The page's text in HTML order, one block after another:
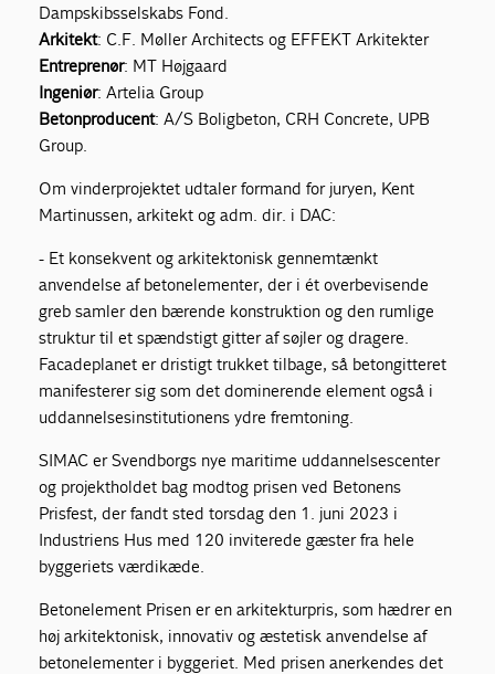
Dampskibsselskabs Fond.
Arkitekt: C.F. Møller Architects og EFFEKT Arkitekter
Entreprenør: MT Højgaard
Ingeniør: Artelia Group
Betonproducent: A/S Boligbeton, CRH Concrete, UPB
Group.
Om vinderprojektet udtaler formand for juryen, Kent
Martinussen, arkitekt og adm. dir. i DAC:
- Et konsekvent og arkitektonisk gennemtænkt
anvendelse af betonelementer, der i ét overbevisende
greb samler den bærende konstruktion og den rumlige
struktur til et spændstigt gitter af søjler og dragere.
Facadeplanet er dristigt trukket tilbage, så betongitteret
manifesterer sig som det dominerende element også i
uddannelsesinstitutionens ydre fremtoning.
SIMAC er Svendborgs nye maritime uddannelsescenter
og projektholdet bag modtog prisen ved Betonens
Prisfest, der fandt sted torsdag den 1. juni 2023 i
Industriens Hus med 120 inviterede gæster fra hele
byggeriets værdikæde.
Betonelement Prisen er en arkitekturpris, som hædrer en
høj arkitektonisk, innovativ og æstetisk anvendelse af
betonelementer i byggeriet. Med prisen anerkendes det